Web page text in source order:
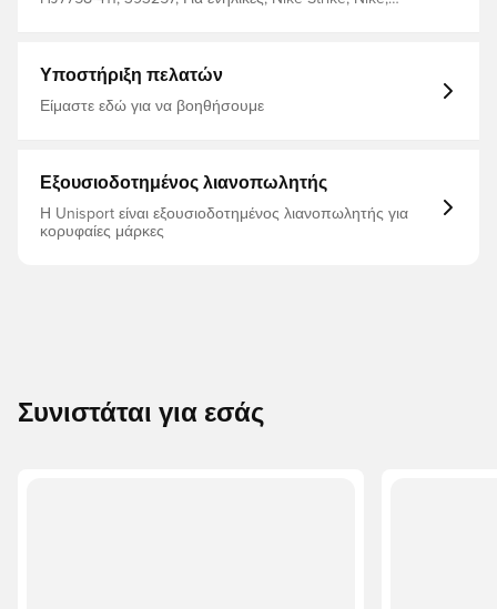
Υποστήριξη πελατών
Είμαστε εδώ για να βοηθήσουμε
Εξουσιοδοτημένος λιανοπωλητής
Η Unisport είναι εξουσιοδοτημένος λιανοπωλητής για
κορυφαίες μάρκες
Συνιστάται για εσάς